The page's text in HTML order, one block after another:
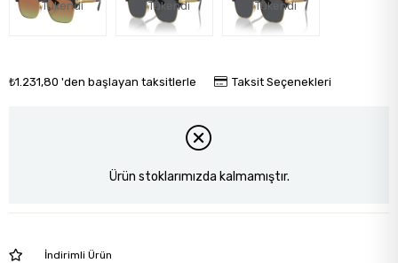
Tükendi Tükendi Tükendi
₺1.231,80 'den başlayan taksitlerle Taksit Seçenekleri
Ürün stoklarımızda kalmamıştır.
İndirimli Ürün